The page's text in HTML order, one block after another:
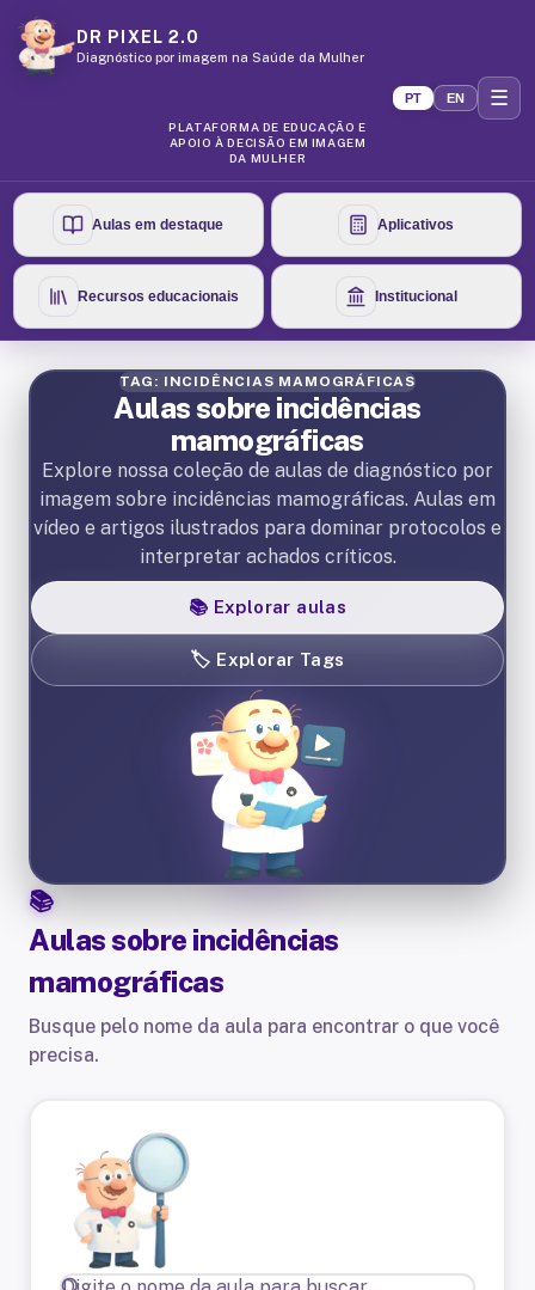
DR PIXEL 2.0
Diagnóstico por imagem na Saúde da Mulher
PLATAFORMA DE EDUCAÇÃO E
APOIO À DECISÃO EM IMAGEM
DA MULHER
PT EN ☰
Aulas em destaque Aplicativos
Recursos educacionais Institucional
TAG: INCIDÊNCIAS MAMOGRÁFICAS
Aulas sobre incidências
mamográficas
Explore nossa coleção de aulas de diagnóstico por
imagem sobre incidências mamográficas. Aulas em
vídeo e artigos ilustrados para dominar protocolos e
interpretar achados críticos.
📚 Explorar aulas
🏷️ Explorar Tags
Aulas sobre incidências
mamográficas
Busque pelo nome da aula para encontrar o que você
precisa.